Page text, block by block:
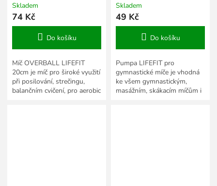
Skladem
74 Kč
Do košíku
Míč OVERBALL LIFEFIT
20cm je míč pro široké využití
při posilování, strečingu,
balančním cvičení, pro aerobic
Skladem
49 Kč
Do košíku
Pumpa LIFEFIT pro
gymnastické míče je vhodná
ke všem gymnastickým,
masážním, skákacím míčům i